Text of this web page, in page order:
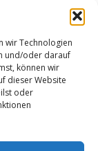
wir Technologien
und/oder darauf
können wir
dieser Website
oder